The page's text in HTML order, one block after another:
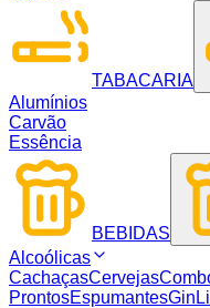
TABACARIA
Alumínios
Carvão
Essência
BEBIDAS
Alcoólicas
CachaçasCervejas
ProntosEspumantesGin